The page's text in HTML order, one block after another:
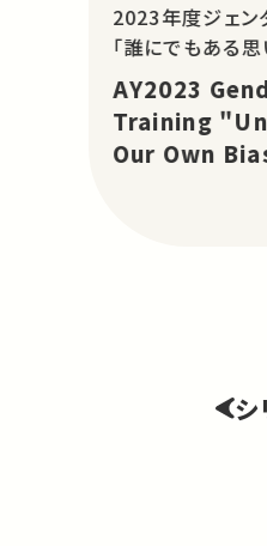
2023年度ジェン
「誰にでもある
AY2023
Training
Our Own
シ